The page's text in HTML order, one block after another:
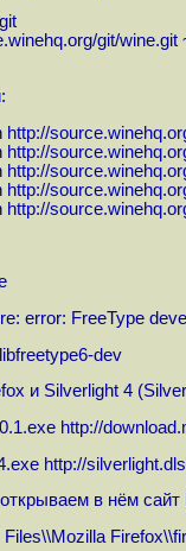
git/wine.git
http://
http://
http://
http://
http://
error: FreeType
dev
и Silverlight 4
http://
http://
в нём сайт